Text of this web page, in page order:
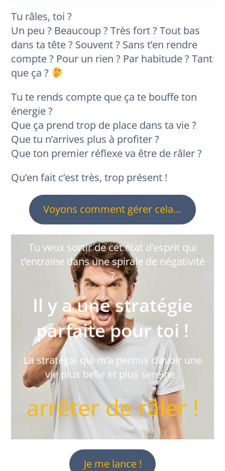
Tu râles, toi ?
Un peu ? Beaucoup ? Très fort ? Tout bas
dans ta tête ? Souvent ? Sans t’en rendre
compte ? Pour un rien ? Par habitude ? Tant
que ça ?
Tu te rends compte que ça te bouffe ton
énergie ?
Que ça prend trop de place dans ta vie ?
Que tu n’arrives plus à profiter ?
Que ton premier réflexe va être de râler ?
Qu’en fait c’est très, trop présent !
Voyons comment gérer cela…
Tu veux sortir de cet état d’esprit qui
t’entraine dans une spirale de négativité
?
Il y a une stratégie
parfaite pour toi !
La stratégie qui m’a permis d’avoir une
vie plus belle et plus sereine :
arrêter de râler !
Je me lance !